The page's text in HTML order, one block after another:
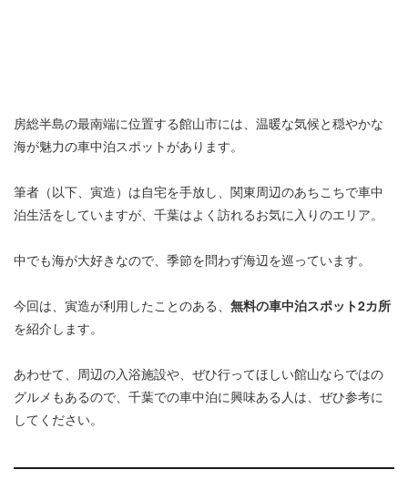
房総半島の最南端に位置する館山市には、温暖な気候と穏やかな
海が魅力の車中泊スポットがあります。
筆者（以下、寅造）は自宅を手放し、関東周辺のあちこちで車中
泊生活をしていますが、千葉はよく訪れるお気に入りのエリア。
中でも海が大好きなので、季節を問わず海辺を巡っています。
今回は、寅造が利用したことのある、 無料の車中泊スポット2カ所
を紹介します。
あわせて、周辺の入浴施設や、ぜひ行ってほしい館山ならではの
グルメもあるので、千葉での車中泊に興味ある人は、ぜひ参考に
してください。